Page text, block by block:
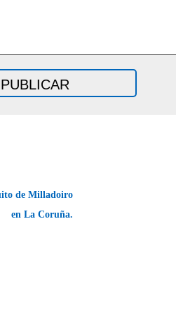
de Milladoiro
en La Coruña.